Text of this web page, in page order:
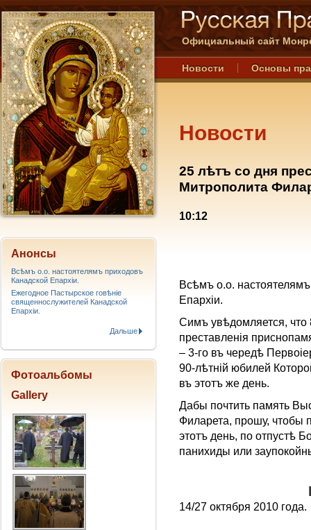
Официальный сайт
Новости Основы
Новости
25 лѣтъ со дня
Митрополита
10:12
Всѣмъ о.о.
Епархiи.
Симъ увѣдомляется, что
преставленiя
– 3-го въ чередѣ
90-лѣтнiй юбилей
въ этотъ же день.
Дабы почтить память
Филарета, прошу, чтобы
этотъ день, по отпустѣ
пaнихиды или
14/27 октября 2010 года.
Анонсы
Всѣмъ о.о. настоятелямъ приходовъ
Канадской Епархiи.
Ежегодное Пастырское говѣніе
священнослужителей Канадской
Епархіи.
Дальше
Фотоальбомы
Gallery